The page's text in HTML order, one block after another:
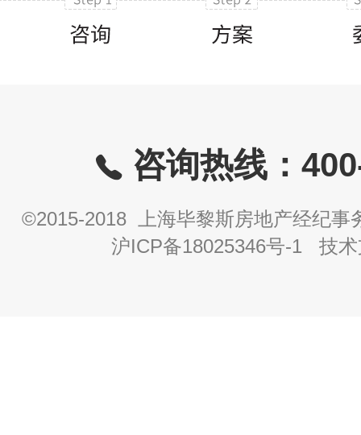
咨询热线：
©2015-2018 上海毕黎斯房地产经纪事
沪ICP备18025346号-1 技术